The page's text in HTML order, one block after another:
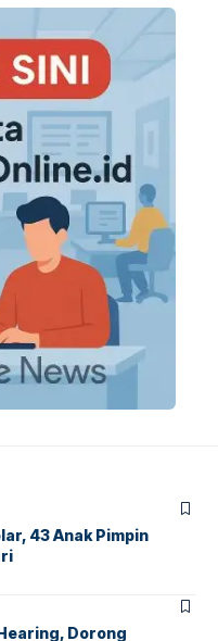
43 Anak Pimpin
Dorong